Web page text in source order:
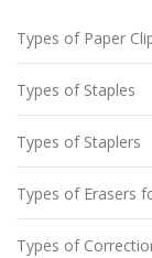
Types of Paper
Types of Staples
Types of Staplers
Types of Erasers
Types of